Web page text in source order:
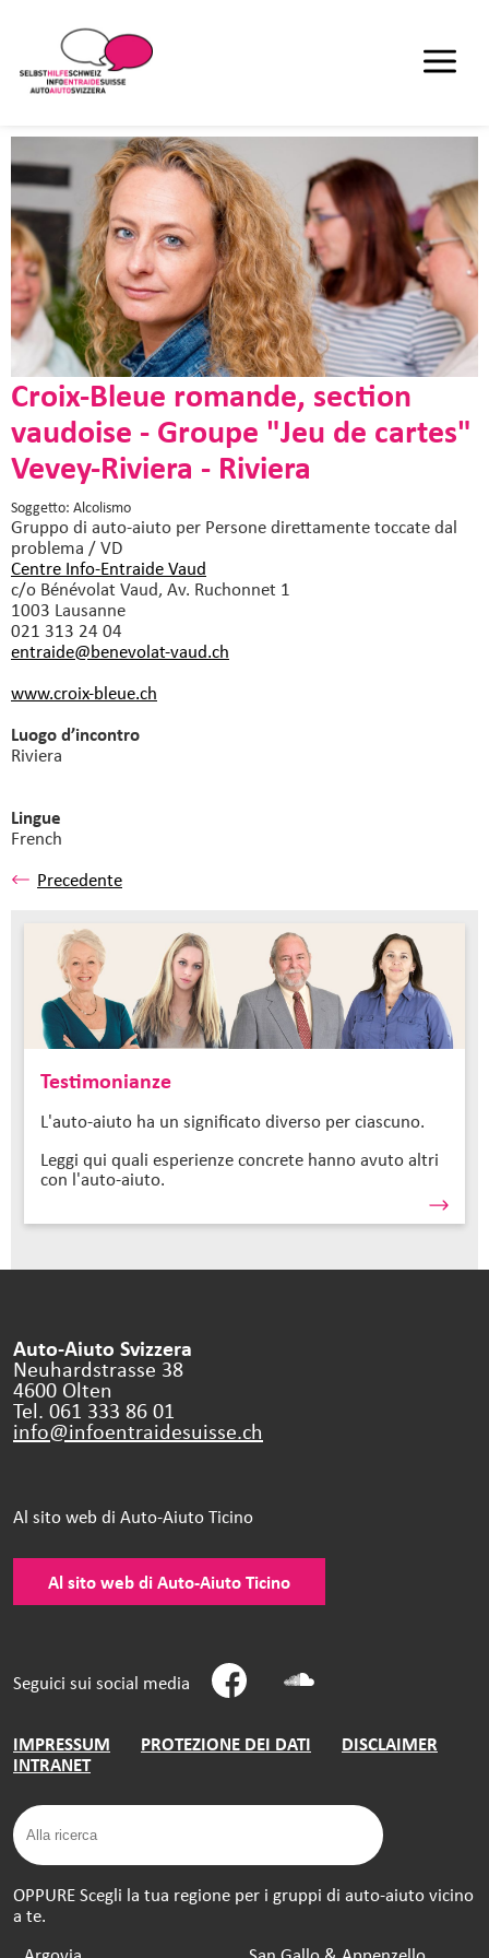
Croix-Bleue romande, section
vaudoise - Groupe "Jeu de cartes"
Vevey-Riviera - Riviera
Soggetto: Alcolismo
Gruppo di auto-aiuto per Persone direttamente toccate dal
problema / VD
Centre Info-Entraide Vaud
c/o Bénévolat Vaud, Av. Ruchonnet 1
1003 Lausanne
021 313 24 04
entraide@benevolat-vaud.ch
www.croix-bleue.ch
Luogo d’incontro
Riviera
Lingue
French
Precedente
Testimonianze
L'auto-aiuto ha un significato diverso per ciascuno.
Leggi qui quali esperienze concrete hanno avuto altri
con l'auto-aiuto.
Auto-Aiuto Svizzera
Neuhardstrasse 38
4600 Olten
Tel. 061 333 86 01
info@infoentraidesuisse.ch
Al sito web di Auto-Aiuto Ticino
Al sito web di Auto-Aiuto Ticino
Seguici sui social media
IMPRESSUM PROTEZIONE DEI DATI
DISCLAIMER
INTRANET
OPPURE Scegli la tua regione per i gruppi di auto-aiuto vicino
a te.